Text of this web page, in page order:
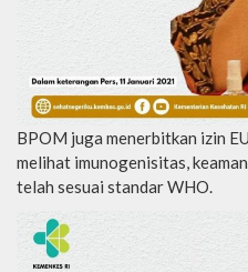
BPOM juga menerbitkan izin
melihat imunogenisitas,
telah sesuai standar WHO.